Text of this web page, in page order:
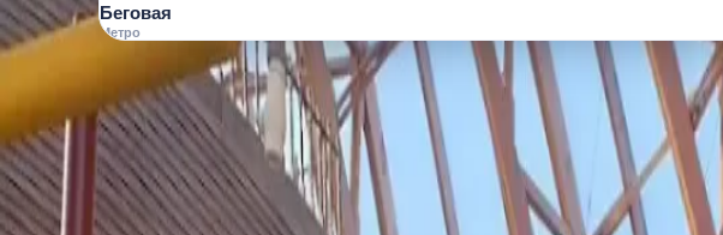
Беговая
Метро
О МЕСТЕ
Это не экстрим-гигант — вы в уютном мире воды
мини-горки, а взрослые плывут по "реке"!
Самый масштабный крытый аквапарк в России (25 000 кв.м,